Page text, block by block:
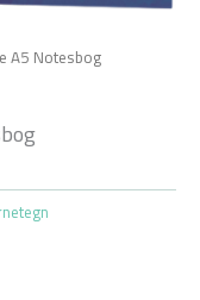
A5 Notesbog